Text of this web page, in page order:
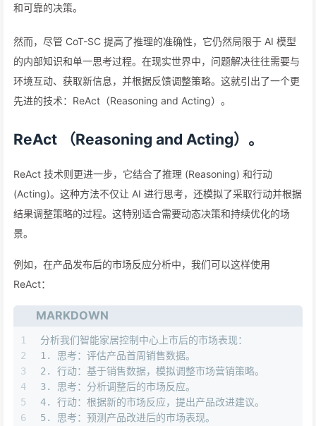
和可靠的决策。
然而，尽管 CoT-SC 提高了推理的准确性，它仍然局限于 AI 模型
的内部知识和单一思考过程。在现实世界中，问题解决往往需要与
环境互动、获取新信息，并根据反馈调整策略。这就引出了一个更
先进的技术：ReAct（Reasoning and Acting）。
ReAct （Reasoning and Acting）。
ReAct 技术则更进一步，它结合了推理 (Reasoning) 和行动
(Acting)。这种方法不仅让 AI 进行思考，还模拟了采取行动并根据
结果调整策略的过程。这特别适合需要动态决策和持续优化的场
景。
例如，在产品发布后的市场反应分析中，我们可以这样使用
ReAct：
MARKDOWN
1
2
3
4
5
6
分析我们智能家居控制中心上市后的市场表现：
1.
思考：评估产品首周销售数据。
2.
行动：基于销售数据，模拟调整市场营销策略。
3.
思考：分析调整后的市场反应。
4.
行动：根据新的市场反应，提出产品改进建议。
5.
思考：预测产品改进后的市场表现。